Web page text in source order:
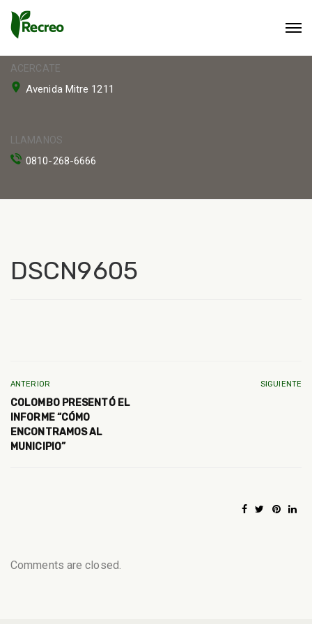
ACERCATE
Avenida Mitre 1211
LLAMANOS
0810-268-6666
DSCN9605
ANTERIOR
COLOMBO PRESENTÓ EL
INFORME “CÓMO
ENCONTRAMOS AL
MUNICIPIO”
SIGUIENTE
Comments are closed.